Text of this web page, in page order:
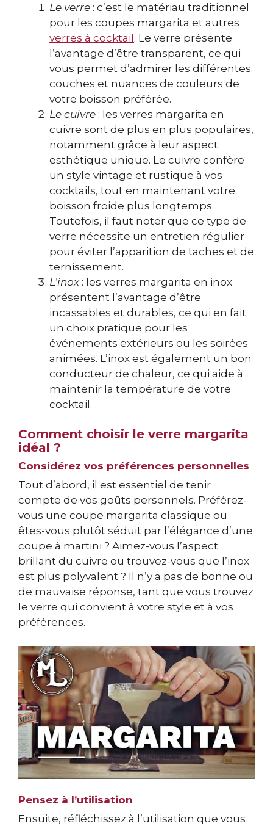
Le verre : c’est le matériau traditionnel
pour les coupes margarita et autres
verres à cocktail. Le verre présente
l’avantage d’être transparent, ce qui
vous permet d’admirer les différentes
couches et nuances de couleurs de
votre boisson préférée.
Le cuivre : les verres margarita en
cuivre sont de plus en plus populaires,
notamment grâce à leur aspect
esthétique unique. Le cuivre confère
un style vintage et rustique à vos
cocktails, tout en maintenant votre
boisson froide plus longtemps.
Toutefois, il faut noter que ce type de
verre nécessite un entretien régulier
pour éviter l’apparition de taches et de
ternissement.
L’inox: les verres margarita en inox
présentent l’avantage d’être
incassables et durables, ce qui en fait
un choix pratique pour les
événements extérieurs ou les soirées
animées. L’inox est également un bon
conducteur de chaleur, ce qui aide à
maintenir la température de votre
cocktail.
Comment choisir le verre margarita
idéal ?
Considérez vos préférences personnelles
Tout d’abord, il est essentiel de tenir
compte de vos goûts personnels. Préférez-
vous une coupe margarita classique ou
êtes-vous plutôt séduit par l’élégance d’une
coupe à martini ? Aimez-vous l’aspect
brillant du cuivre ou trouvez-vous que l’inox
est plus polyvalent ? Il n’y a pas de bonne ou
de mauvaise réponse, tant que vous trouvez
le verre qui convient à votre style et à vos
préférences.
Pensez à l’utilisation
Ensuite, réfléchissez à l’utilisation que vous